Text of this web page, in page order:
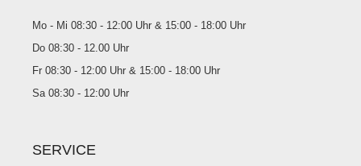
Mo - Mi 08:30 - 12:00 Uhr & 15:00 - 18:00 Uhr
Do 08:30 - 12.00 Uhr
Fr 08:30 - 12:00 Uhr & 15:00 - 18:00 Uhr
Sa 08:30 - 12:00 Uhr
SERVICE